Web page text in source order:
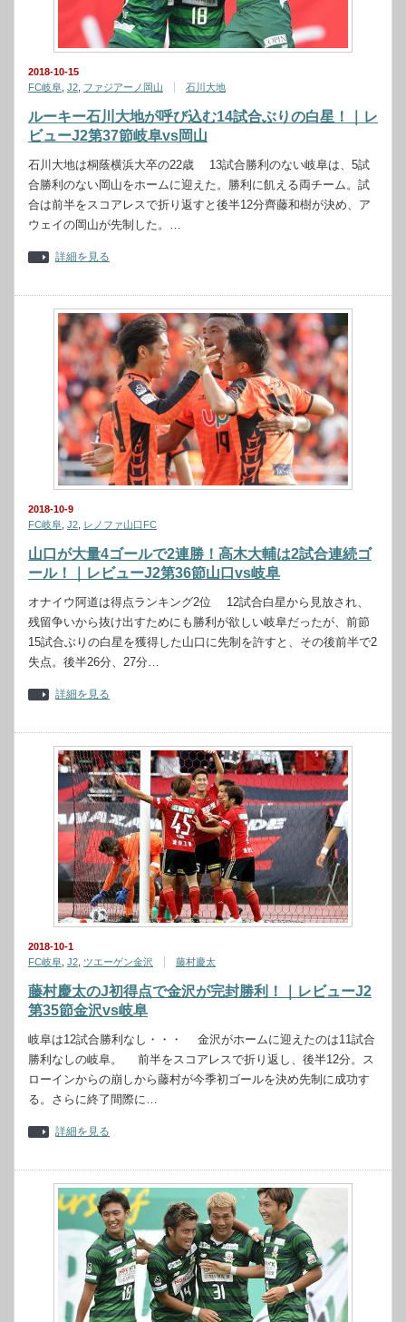
2018-10-15
FC岐阜 J2 ファジアーノ岡山 石川大地
ルーキー石川大地が呼び込む14試合ぶりの白星！｜レ
ビューJ2第37節岐阜vs岡山
石川大地は桐蔭横浜大卒の22歳 13試合勝利のない岐阜は、5試
合勝利のない岡山をホームに迎えた。勝利に飢える両チーム。試
合は前半をスコアレスで折り返すと後半12分齊藤和樹が決め、ア
ウェイの岡山が先制した。…
詳細を見る
2018-10-9
FC岐阜 J2 レノファ山口FC
山口が大量4ゴールで2連勝！高木大輔は2試合連続ゴ
ール！｜レビューJ2第36節山口vs岐阜
オナイウ阿道は得点ランキング2位 12試合白星から見放され、
残留争いから抜け出すためにも勝利が欲しい岐阜だったが、前節
15試合ぶりの白星を獲得した山口に先制を許すと、その後前半で2
失点。後半26分、27分…
詳細を見る
2018-10-1
FC岐阜 J2 ツエーゲン金沢 藤村慶太
藤村慶太のJ初得点で金沢が完封勝利！｜レビューJ2
第35節金沢vs岐阜
岐阜は12試合勝利なし・・・ 金沢がホームに迎えたのは11試合
勝利なしの岐阜。 前半をスコアレスで折り返し、後半12分。ス
ローインからの崩しから藤村が今季初ゴールを決め先制に成功す
る。さらに終了間際に…
詳細を見る